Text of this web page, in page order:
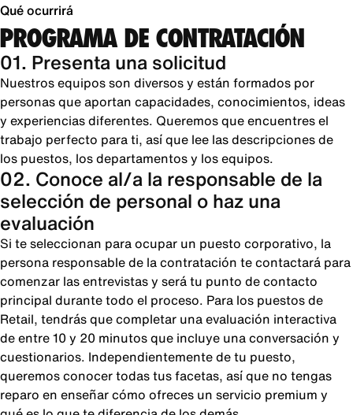
Qué ocurrirá
PROGRAMA DE CONTRATACIÓN
01. Presenta una solicitud
Nuestros equipos son diversos y están formados por
personas que aportan capacidades, conocimientos, ideas
y experiencias diferentes. Queremos que encuentres el
trabajo perfecto para ti, así que lee las descripciones de
los puestos, los departamentos y los equipos.
02. Conoce al/a la responsable de la
selección de personal o haz una
evaluación
Si te seleccionan para ocupar un puesto corporativo, la
persona responsable de la contratación te contactará para
comenzar las entrevistas y será tu punto de contacto
principal durante todo el proceso. Para los puestos de
Retail, tendrás que completar una evaluación interactiva
de entre 10 y 20 minutos que incluye una conversación y
cuestionarios. Independientemente de tu puesto,
queremos conocer todas tus facetas, así que no tengas
reparo en enseñar cómo ofreces un servicio premium y